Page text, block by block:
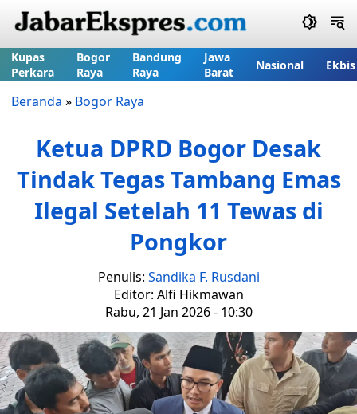
Kupas
Perkara
Bogor
Raya
Bandung
Raya
Jawa
Barat
Nasional Ekbis
Beranda » Bogor Raya
Ketua DPRD Bogor Desak
Tindak Tegas Tambang Emas
Ilegal Setelah 11 Tewas di
Pongkor
Penulis: Sandika F. Rusdani
Editor: Alfi Hikmawan
Rabu, 21 Jan 2026 - 10:30